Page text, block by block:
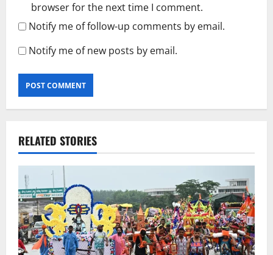
browser for the next time I comment.
Notify me of follow-up comments by email.
Notify me of new posts by email.
RELATED STORIES